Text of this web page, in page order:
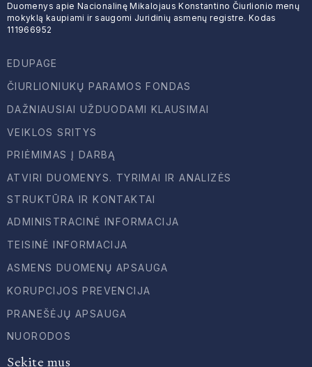
Duomenys apie Nacionalinę Mikalojaus Konstantino Čiurlionio menų
mokyklą kaupiami ir saugomi Juridinių asmenų registre. Kodas
111966952
EDUPAGE
ČIURLIONIUKŲ PARAMOS FONDAS
DAŽNIAUSIAI UŽDUODAMI KLAUSIMAI
VEIKLOS SRITYS
PRIĖMIMAS Į DARBĄ
ATVIRI DUOMENYS. TYRIMAI IR ANALIZĖS
STRUKTŪRA IR KONTAKTAI
ADMINISTRACINĖ INFORMACIJA
TEISINĖ INFORMACIJA
ASMENS DUOMENŲ APSAUGA
KORUPCIJOS PREVENCIJA
PRANEŠĖJŲ APSAUGA
NUORODOS
Sekite mus